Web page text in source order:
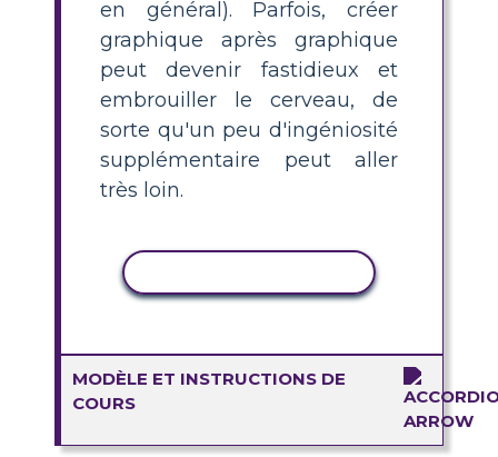
en général). Parfois, créer
graphique après graphique
peut devenir fastidieux et
embrouiller le cerveau, de
sorte qu'un peu d'ingéniosité
supplémentaire peut aller
très loin.
MODÈLE ET INSTRUCTIONS DE
COURS